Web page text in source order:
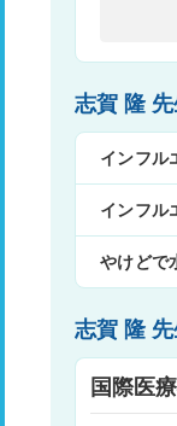
志賀 隆
インフル
インフル
やけどで
志賀 隆
国際医